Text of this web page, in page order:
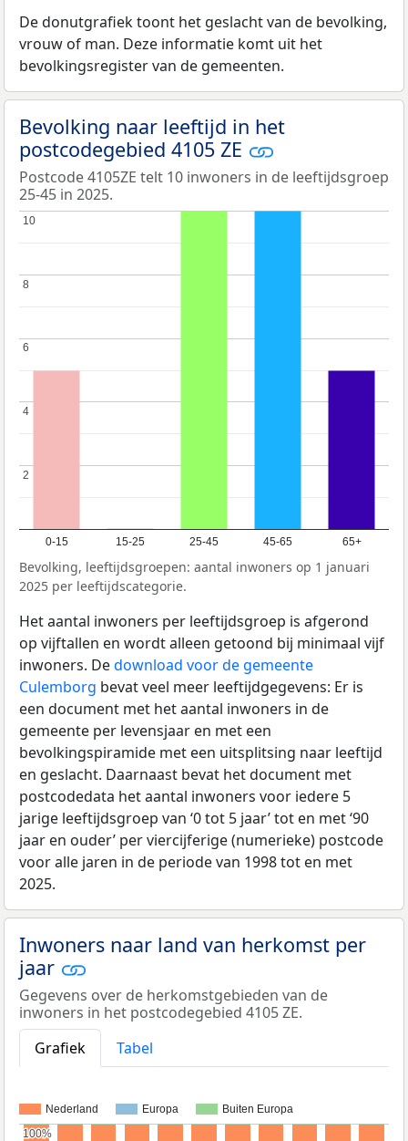
De donutgrafiek toont het geslacht van de bevolking,
vrouw of man. Deze informatie komt uit het
bevolkingsregister van de gemeenten.
Bevolking naar leeftijd in het
postcodegebied 4105 ZE
Postcode 4105ZE telt 10 inwoners in de leeftijdsgroep
25-45 in 2025.
0-15 15-25 25-45 45-65 65+
2
2
4
4
6
6
8
8
10
10
Bevolking, leeftijdsgroepen: aantal inwoners op 1 januari
2025 per leeftijdscategorie.
Het aantal inwoners per leeftijdsgroep is afgerond
op vijftallen en wordt alleen getoond bij minimaal vijf
inwoners. Dedownload voor de gemeente
Culemborg bevat veel meer leeftijdgegevens: Er is
een document met het aantal inwoners in de
gemeente per levensjaar en met een
bevolkingspiramide met een uitsplitsing naar leeftijd
en geslacht. Daarnaast bevat het document met
postcodedata het aantal inwoners voor iedere 5
jarige leeftijdsgroep van ‘0 tot 5 jaar’ tot en met ‘90
jaar en ouder’ per viercijferige (numerieke) postcode
voor alle jaren in de periode van 1998 tot en met
2025.
Inwoners naar land van herkomst per
jaar
Gegevens over de herkomstgebieden van de
inwoners in het postcodegebied 4105 ZE.
Grafiek
Tabel
Nederland Europa Buiten Europa
100%
100%